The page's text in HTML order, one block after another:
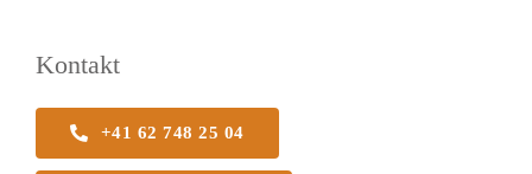
Kontakt
+41 62 748 25 04